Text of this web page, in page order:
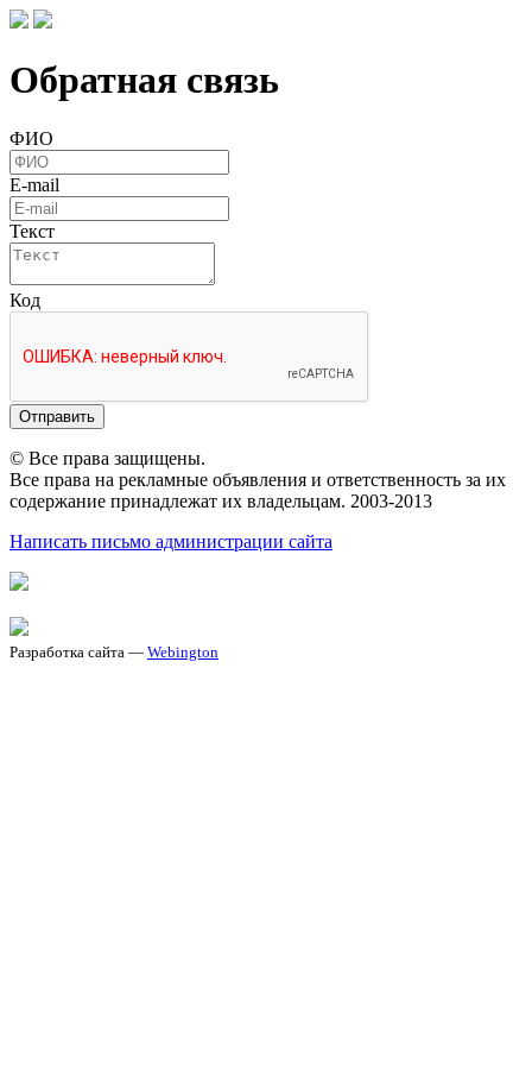
Обратная связь
ФИО
E-mail
Текст
Код
Отправить
© Все права защищены.
Все права на рекламные объявления и ответственность за их
содержание принадлежат их владельцам. 2003-2013
Написать письмо администрации сайта
Разработка сайта — Webington